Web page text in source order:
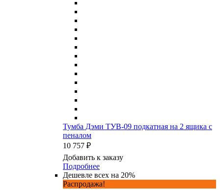
Тумба Дэми ТУВ-09 подкатная на 2 ящика с
пеналом
10 757 ₽
Добавить к заказу
Подробнее
Дешевле всех на 20%
Распродажа!